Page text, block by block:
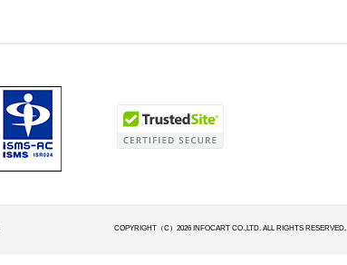
COPYRIGHT（C）2026 INFOCART CO.,LTD. ALL RIGHTS RESERVED.